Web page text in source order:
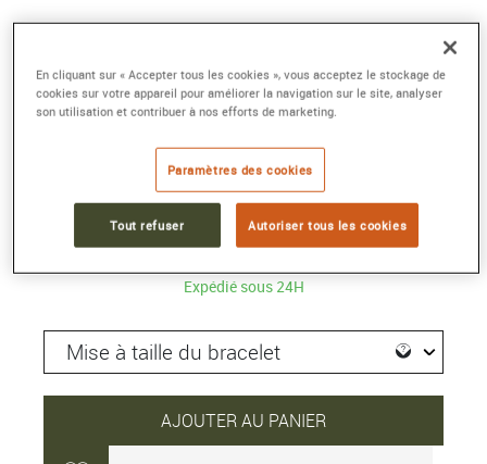
AUTOMATIC 42
Acier inoxydable, noir
Collection :SUPEROCEAN HERITAGE
6 400 €
Expédié sous 24H
AJOUTER AU PANIER
En cliquant sur « Accepter tous les cookies », vous acceptez le stockage de
cookies sur votre appareil pour améliorer la navigation sur le site, analyser
son utilisation et contribuer à nos efforts de marketing.
Paramètres des cookies
Tout refuser Autoriser tous les cookies